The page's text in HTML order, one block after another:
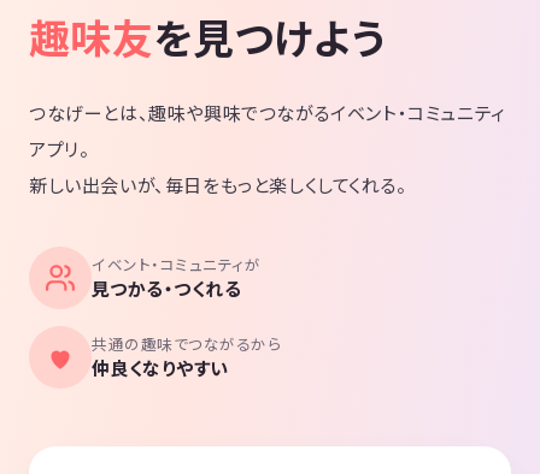
趣味友を見つけよう
つなげーとは、趣味や興味でつながるイベント・コミュニティ
アプリ。
新しい出会いが、毎日をもっと楽しくしてくれる。
イベント・コミュニティが
見つかる・つくれる
共通の趣味でつながるから
仲良くなりやすい